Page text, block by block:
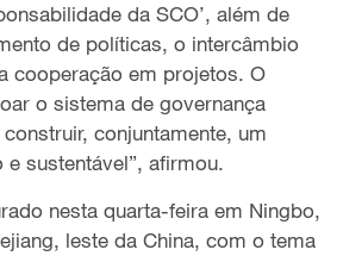
da SCO’, além de
de políticas, o intercâmbio
cooperação em projetos. O
o sistema de governança
conjuntamente, um
sustentável”, afirmou.
nesta quarta-feira em Ningbo,
leste da China, com o tema